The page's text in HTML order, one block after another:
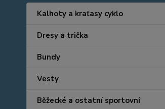
Kalhoty a kraťasy cyklo
Dresy a trička
Bundy
Vesty
Běžecké a ostatní sportovní